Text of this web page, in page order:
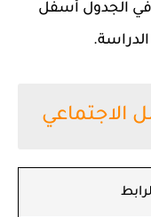
في الجدول أسفل
الاجتماعي